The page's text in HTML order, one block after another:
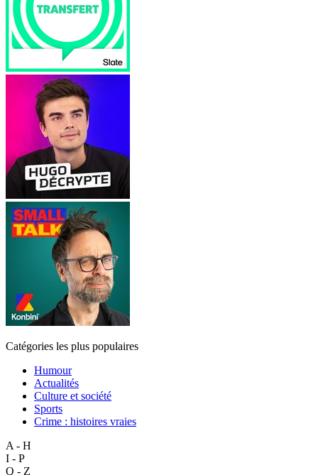
Catégories les plus populaires
Humour
Actualités
Culture et société
Sports
Crime : histoires vraies
A - H
I - P
Q - Z